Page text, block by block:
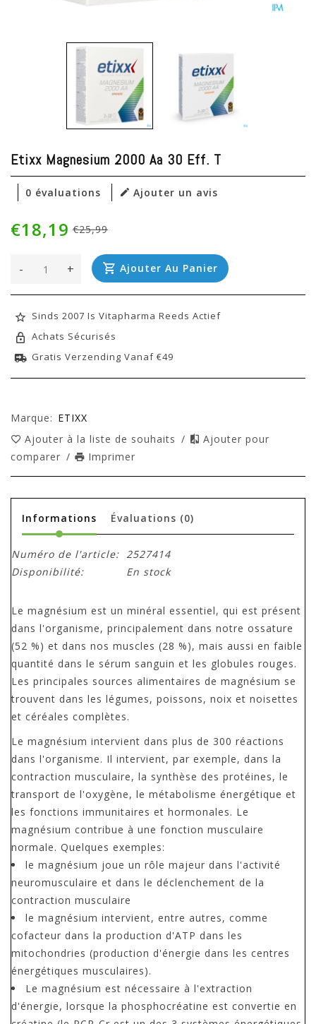
Etixx Magnesium 2000 Aa 30 Eff. T
0 évaluations Ajouter un avis
€25,99
€18,19
+
- Ajouter Au Panier
Sinds 2007 Is Vitapharma Reeds Actief
Achats Sécurisés
Gratis Verzending Vanaf €49
Marque: ETIXX
Ajouter à la liste de souhaits /
Ajouter pour
comparer / Imprimer
Informations Évaluations (0)
Numéro de l'article: 2527414
Disponibilité:
En stock
Le magnésium est un minéral essentiel, qui est présent
dans l'organisme, principalement dans notre ossature
(52 %) et dans nos muscles (28 %), mais aussi en faible
quantité dans le sérum sanguin et les globules rouges.
Les principales sources alimentaires de magnésium se
trouvent dans les légumes, poissons, noix et noisettes
et céréales complètes.
Le magnésium intervient dans plus de 300 réactions
dans l'organisme. Il intervient, par exemple, dans la
contraction musculaire, la synthèse des protéines, le
transport de l'oxygène, le métabolisme énergétique et
les fonctions immunitaires et hormonales. Le
magnésium contribue à une fonction musculaire
normale. Quelques exemples:
le magnésium joue un rôle majeur dans l'activité
neuromusculaire et dans le déclenchement de la
contraction musculaire
le magnésium intervient, entre autres, comme
cofacteur dans la production d'ATP dans les
mitochondries (production d'énergie dans les centres
énergétiques musculaires).
Le magnésium est nécessaire à l'extraction
d'énergie, lorsque la phosphocréatine est convertie en